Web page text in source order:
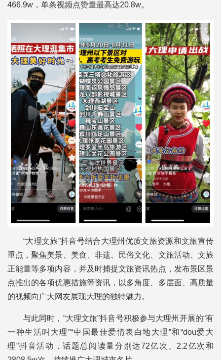
466.9w，单条视频点赞量最高达20.8w。
“大理文旅”抖音号结合大理州优质文旅资源和文旅宣传
重点，聚焦美景、美食、非遗、民俗文化、文旅活动、文旅
正能量等多项内容，并及时捕捉文旅资讯热点，发布景区景
点推出的各项优惠措施等资讯，以多角度、多层面、高质量
的视频向广大网友展现大理的独特魅力。
与此同时，“大理文旅”抖音号积极参与大理州开展的“有
一种生活叫大理”“中国最佳爱情表白地大理”和“dou爱大
理”抖音活动，话题总阅读量分别达72亿次、2.2亿次和